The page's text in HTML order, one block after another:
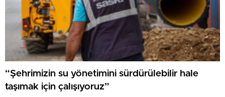
“Şehrimizin su yönetimini sürdürülebilir hale
taşımak için çalışıyoruz”